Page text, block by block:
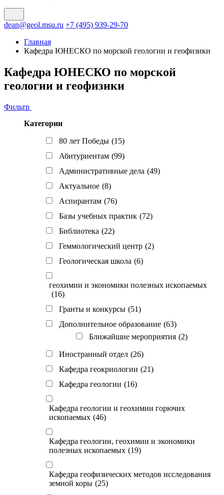
dean@geol.msu.ru +7 (495) 939-29-70
Главная
Кафедра ЮНЕСКО по морской геологии и геофизики
Кафедра ЮНЕСКО по морской
геологии и геофизики
Фильтр
Категории
80 лет Победы (15)
Абитуриентам (99)
Административные дела (49)
Актуальное (8)
Аспирантам (76)
Базы учебных практик (72)
Библиотека (22)
Геммологический центр (2)
Геологическая школа (6)
геохимии и экономики полезных ископаемых
(16)
Гранты и конкурсы (51)
Дополнительное образование (63)
Ближайшие мероприятия (2)
Иностранный отдел (26)
Кафедра геокриологии (21)
Кафедра геологии (16)
Кафедра геологии и геохимии горючих
ископаемых (46)
Кафедра геологии, геохимии и экономики
полезных ископаемых (19)
Кафедра геофизических методов исследования
земной коры (25)